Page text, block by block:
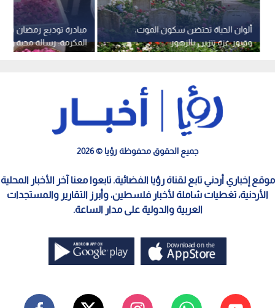
مبادرة توديع رمضان
المكرمة: رسالة محبة
ألوان الحياة تحتضن سكون الموت،
وقبور غزة تتزين بالزهور
جميع الحقوق محفوظة رؤيا © 2026
موقع إخباري أردني تابع لقناة رؤيا الفضائية. تابعوا معنا آخر الأخبار المحلية
الأردنية، تغطيات شاملة لأخبار فلسطين، وأبرز التقارير والمستجدات
العربية والدولية على مدار الساعة.